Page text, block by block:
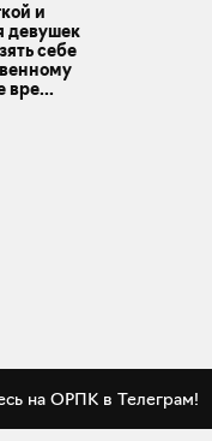
и
девушек
себе
вре...
на ОРПК в Телеграм!